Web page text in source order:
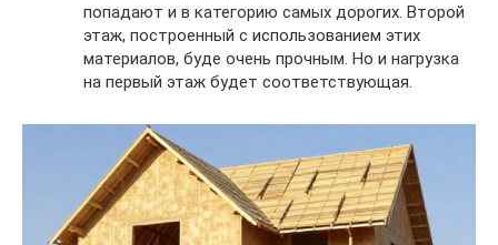
попадают и в категорию самых дорогих. Второй
этаж, построенный с использованием этих
материалов, буде очень прочным. Но и нагрузка
на первый этаж будет соответствующая.